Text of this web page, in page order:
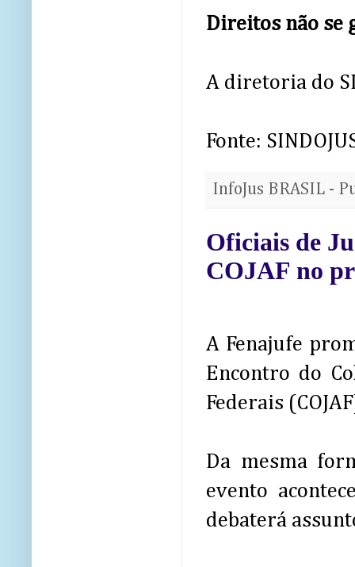
Direitos não se
A diretoria do
Fonte:
InfoJus BRASIL -
Oficiais de
COJAF no
A Fenajufe
Encontro do
Federais
Da mesma
evento
debaterá